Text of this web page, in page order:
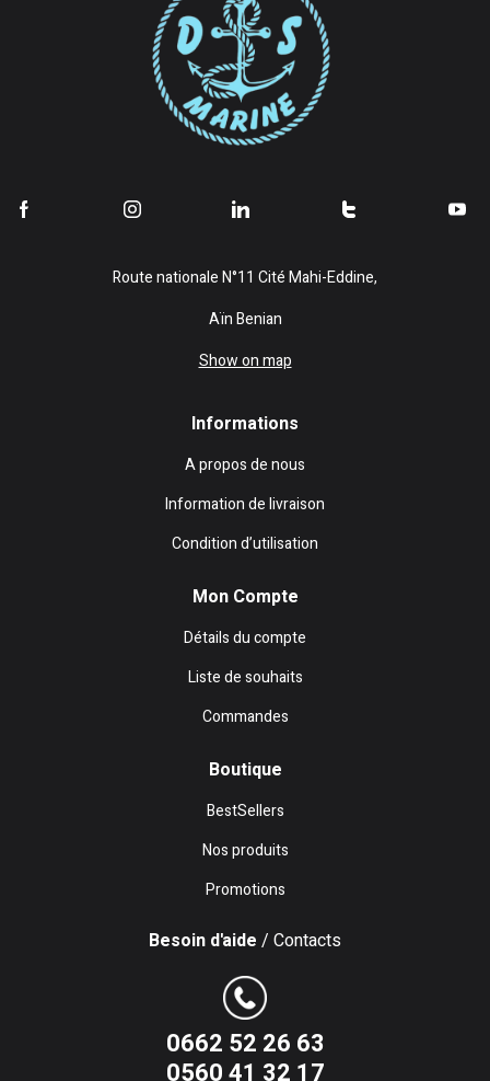
Route nationale N°11 Cité Mahi-Eddine,
Aïn Benian
Show on map
Informations
A propos de nous
Information de livraison
Condition d’utilisation
Mon Compte
Détails du compte
Liste de souhaits
Commandes
Boutique
BestSellers
Nos produits
Promotions
Besoin d'aide / Contacts
0662 52 26 63
0560 41 32 17